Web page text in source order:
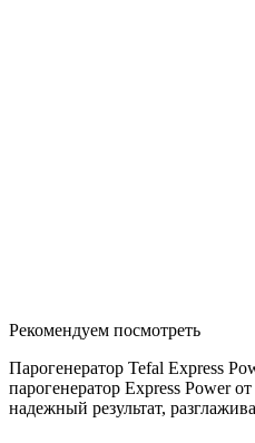
Рекомендуем посмотреть
Парогенератор Tefal Express
парогенератор Express Power
надежный результат,